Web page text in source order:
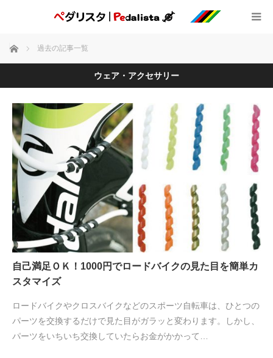
ホーム 過去の記事一覧
ウェア・アクセサリー
自己満足ＯＫ！1000円でロードバイクの見た目を簡単カ
スタマイズ
ロードバイクやクロスバイクなどのスポーツ自転車は、ひとつの
パーツを交換するだけで見た目がガラッと変わります。しかし、
パーツをいちいち交換していたらお金がかかって…